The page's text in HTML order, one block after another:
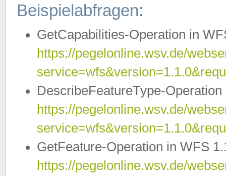
Beispielabfragen:
GetCapabilities-Operation in
https://pegelonline.wsv.de/
DescribeFeatureType-
https://pegelonline.wsv.de/
GetFeature-Operation in WFS
https://pegelonline.wsv.de/